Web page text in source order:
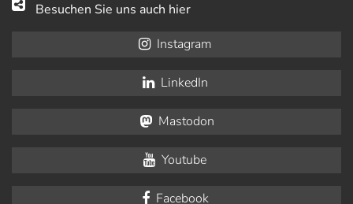
Besuchen Sie uns auch hier
Instagram
LinkedIn
Mastodon
Youtube
Facebook